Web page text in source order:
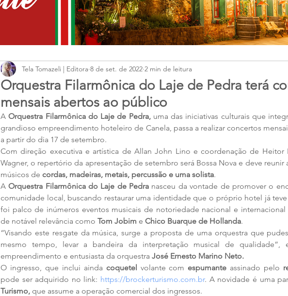
Orquestra Filarmônica do Laje de Pedra terá
mensais abertos ao público
Tela Tomazeli | Editora 8 de set. de 2022 2 min de leitura
A Orquestra Filarmônica do Laje de Pedra, uma das iniciativas culturais que
grandioso empreendimento hoteleiro de Canela, passa a realizar concertos
a partir do dia 17 de setembro.
Com direção executiva e artística de Allan John Lino e coordenação de Heitor
Wagner, o repertório da apresentação de setembro será Bossa Nova e deve reunir
músicos de cordas, madeiras, metais, percussão e uma solista.
A Orquestra Filarmônica do Laje de Pedra nasceu da vontade de promover o
comunidade local, buscando restaurar uma identidade que o próprio hotel já
foi palco de inúmeros eventos musicais de notoriedade nacional e internacional
de notável relevância como Tom Jobim e Chico Buarque de Hollanda.
“Visando este resgate da música, surge a proposta de uma orquestra que
mesmo tempo, levar a bandeira da interpretação musical de
empreendimento e entusiasta da orquestra José Ernesto Marino Neto.
O ingresso, que inclui ainda coquetel volante com espumante assinado pelo
pode ser adquirido no link: https://brockerturismo.com.br. A novidade é uma
Turismo, que assume a operação comercial dos ingressos.